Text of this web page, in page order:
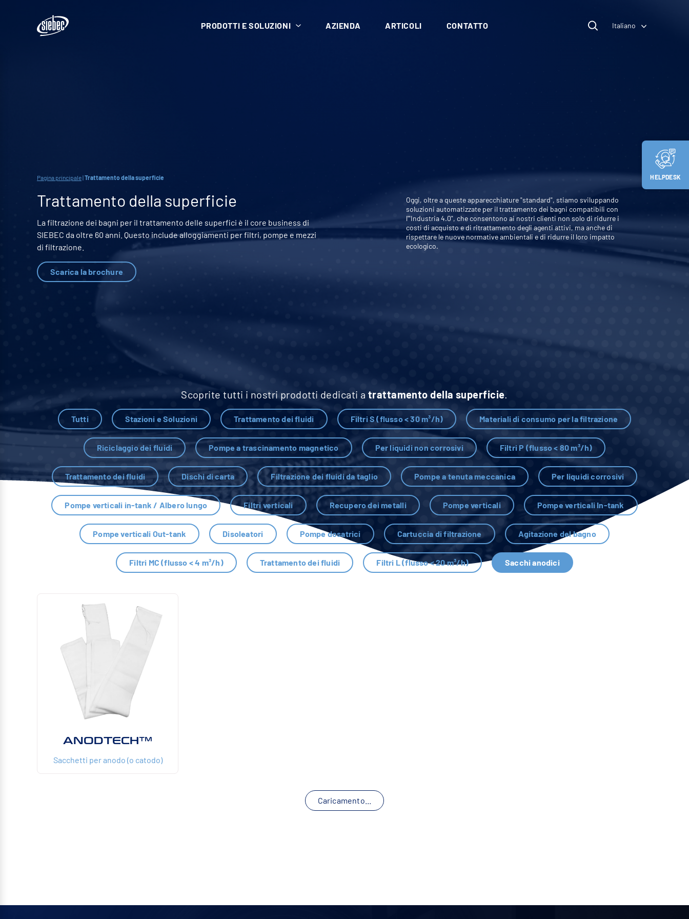
HELPDESK
PRODOTTI E SOLUZIONI AZIENDA ARTICOLI CONTATTO Italiano
Pagina principale|Trattamento della superficie
Trattamento della superficie
La filtrazione dei bagni per il trattamento delle superfici è il core business di
SIEBEC da oltre 60 anni. Questo include alloggiamenti per filtri, pompe e mezzi
di filtrazione.
Scarica la brochure
Oggi, oltre a queste apparecchiature "standard", stiamo sviluppando
soluzioni automatizzate per il trattamento dei bagni compatibili con
l'"Industria 4.0", che consentono ai nostri clienti non solo di ridurre i
costi di acquisto e di ritrattamento degli agenti attivi, ma anche di
rispettare le nuove normative ambientali e di ridurre il loro impatto
ecologico.
Scoprite tutti i nostri prodotti dedicati a trattamento della superficie
Tutti Stazioni e Soluzioni Trattamento dei fluidi Filtri S (flusso < 30 m³/h) Materiali di consumo per la filtrazione
Riciclaggio dei fluidi Pompe a trascinamento magnetico Per liquidi non corrosivi Filtri P (flusso < 80 m³/h)
Trattamento dei fluidi Dischi di carta Filtrazione dei fluidi da taglio Pompe a tenuta meccanica Per liquidi corrosivi
Pompe verticali in-tank / Albero lungo Filtri verticali Recupero dei metalli Pompe verticali Pompe verticali In-tank
Pompe verticali Out-tank Disoleatori Pompe dosatrici Cartuccia di filtrazione Agitazione del bagno
Filtri MC (flusso < 4 m³/h) Trattamento dei fluidi Filtri L (flusso < 20 m³/h) Sacchi anodici
ANODTECH™
Sacchetti per anodo (o catodo)
Caricamento...